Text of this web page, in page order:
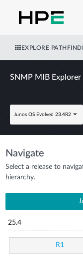
EXPLORE
SNMP MIB Explorer
Junos OS Evolved 23.4R2
Navigate
Select a release to
hierarchy.
25.4
R1